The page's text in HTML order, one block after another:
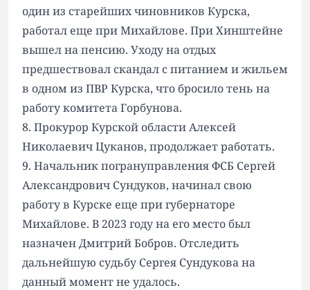
один из старейших чиновников Курска,
работал еще при Михайлове. При Хинштейне
вышел на пенсию. Уходу на отдых
предшествовал скандал с питанием и жильем
в одном из ПВР Курска, что бросило тень на
работу комитета Горбунова.
8. Прокурор Курской области Алексей
Николаевич Цуканов, продолжает работать.
9. Начальник погрануправления ФСБ Сергей
Александрович Сундуков, начинал свою
работу в Курске еще при губернаторе
Михайлове. В 2023 году на его место был
назначен Дмитрий Бобров. Отследить
дальнейшую судьбу Сергея Сундукова на
данный момент не удалось.